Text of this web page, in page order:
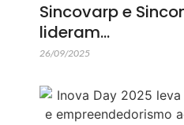
Sincovarp e
lideram…
26/09/2025